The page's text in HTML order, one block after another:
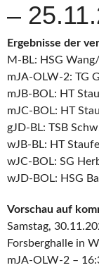
–
Ergebnisse der
M-BL: HSG
mJA-OLW-2: TG
mJB-BOL: HT
mJC-BOL: HT
gJD-BL: TSB
wJB-BL: HT
wJC-BOL: SG
wJD-BOL: HSG
Vorschau auf
Samstag,
Forsberghalle in
mJA-OLW-2 –